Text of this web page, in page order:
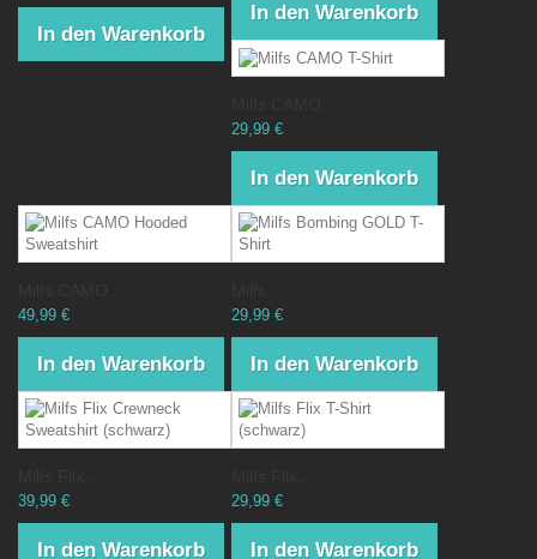
In den Warenkorb
In den Warenkorb
29,99 €
In den Warenkorb
49,99 €
In den Warenkorb
29,99 €
In den Warenkorb
39,99 €
In den Warenkorb
29,99 €
In den Warenkorb